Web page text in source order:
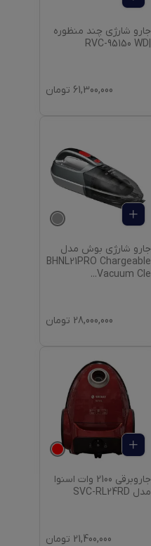
جارو شارژی چند منظوره
|RVC-95150 WD
61,300,000 تومان
جارو شارژی بوش مدل
BHNL21PRO Chargeable
Vacuum Cle
...
28,000,000 تومان
جاروبرقی 2100 وات اسنوا
مدل SVC-RL24RD
21,400,000 تومان